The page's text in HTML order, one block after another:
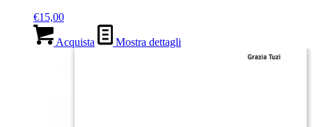
€15,00
Acquista Mostra dettagli